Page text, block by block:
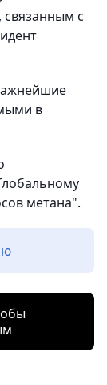
с
в
метана".